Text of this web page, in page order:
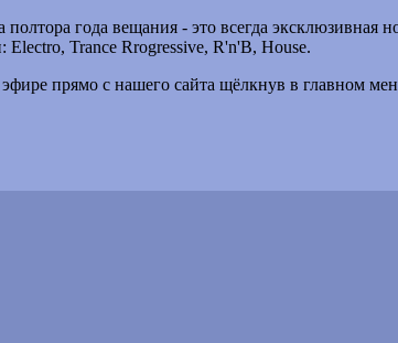
года вещания - это всегда эксклюзивная
Trance Rrogressive, R'n'B, House.
прямо с нашего сайта щёлкнув в главном